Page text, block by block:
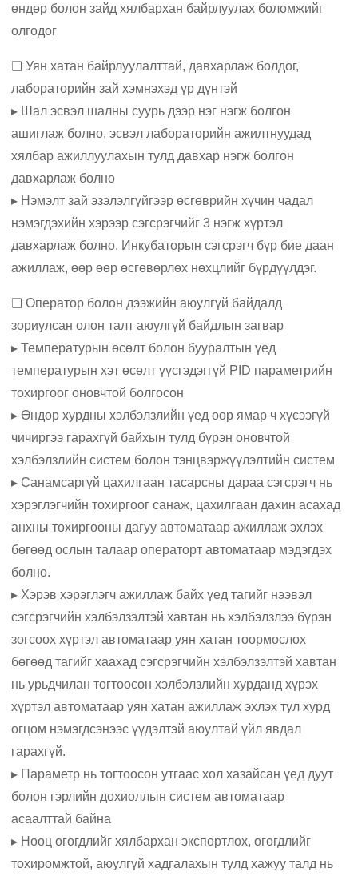
өндөр болон зайд хялбархан байрлуулах боломжийг
олгодог
❏ Уян хатан байрлуулалттай, давхарлаж болдог,
лабораторийн зай хэмнэхэд үр дүнтэй
▸ Шал эсвэл шалны суурь дээр нэг нэгж болгон
ашиглаж болно, эсвэл лабораторийн ажилтнуудад
хялбар ажиллуулахын тулд давхар нэгж болгон
давхарлаж болно
▸ Нэмэлт зай эзэлэлгүйгээр өсгөврийн хүчин чадал
нэмэгдэхийн хэрээр сэгсрэгчийг 3 нэгж хүртэл
давхарлаж болно. Инкубаторын сэгсрэгч бүр бие даан
ажиллаж, өөр өөр өсгөвөрлөх нөхцлийг бүрдүүлдэг.
❏ Оператор болон дээжийн аюулгүй байдалд
зориулсан олон талт аюулгүй байдлын загвар
▸ Температурын өсөлт болон бууралтын үед
температурын хэт өсөлт үүсгэдэггүй PID параметрийн
тохиргоог оновчтой болгосон
▸ Өндөр хурдны хэлбэлзлийн үед өөр ямар ч хүсээгүй
чичиргээ гарахгүй байхын тулд бүрэн оновчтой
хэлбэлзлийн систем болон тэнцвэржүүлэлтийн систем
▸ Санамсаргүй цахилгаан тасарсны дараа сэгсрэгч нь
хэрэглэгчийн тохиргоог санаж, цахилгаан дахин асахад
анхны тохиргооны дагуу автоматаар ажиллаж эхлэх
бөгөөд ослын талаар операторт автоматаар мэдэгдэх
болно.
▸ Хэрэв хэрэглэгч ажиллаж байх үед тагийг нээвэл
сэгсрэгчийн хэлбэлзэлтэй хавтан нь хэлбэлзлээ бүрэн
зогсоох хүртэл автоматаар уян хатан тоормослох
бөгөөд тагийг хаахад сэгсрэгчийн хэлбэлзэлтэй хавтан
нь урьдчилан тогтоосон хэлбэлзлийн хурданд хүрэх
хүртэл автоматаар уян хатан ажиллаж эхлэх тул хурд
огцом нэмэгдсэнээс үүдэлтэй аюултай үйл явдал
гарахгүй.
▸ Параметр нь тогтоосон утгаас хол хазайсан үед дуут
болон гэрлийн дохиоллын систем автоматаар
асаалттай байна
▸ Нөөц өгөгдлийг хялбархан экспортлох, өгөгдлийг
тохиромжтой, аюулгүй хадгалахын тулд хажуу талд нь